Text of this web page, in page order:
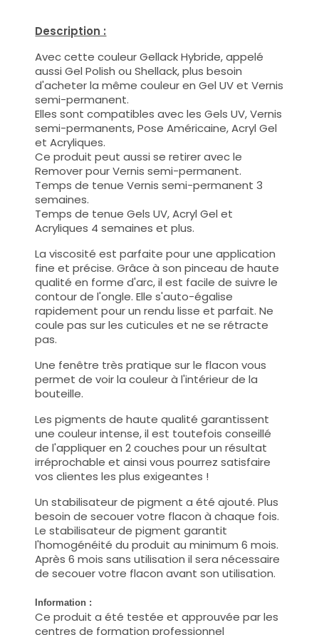
Description :
Avec cette couleur Gellack Hybride, appelé
aussi Gel Polish ou Shellack, plus besoin
d'acheter la même couleur en Gel UV et Vernis
semi-permanent.
Elles sont compatibles avec les Gels UV, Vernis
semi-permanents, Pose Américaine, Acryl Gel
et Acryliques.
Ce produit peut aussi se retirer avec le
Remover pour Vernis semi-permanent.
Temps de tenue Vernis semi-permanent 3
semaines.
Temps de tenue Gels UV, Acryl Gel et
Acryliques 4 semaines et plus.
La viscosité est parfaite pour une application
fine et précise. Grâce à son pinceau de haute
qualité en forme d'arc, il est facile de suivre le
contour de l'ongle. Elle s'auto-égalise
rapidement pour un rendu lisse et parfait. Ne
coule pas sur les cuticules et ne se rétracte
pas.
Une fenêtre très pratique sur le flacon vous
permet de voir la couleur à l'intérieur de la
bouteille.
Les pigments de haute qualité garantissent
une couleur intense, il est toutefois conseillé
de l'appliquer en 2 couches pour un résultat
irréprochable et ainsi vous pourrez satisfaire
vos clientes les plus exigeantes !
Un stabilisateur de pigment a été ajouté. Plus
besoin de secouer votre flacon à chaque fois.
Le stabilisateur de pigment garantit
l'homogénéité du produit au minimum 6 mois.
Après 6 mois sans utilisation il sera nécessaire
de secouer votre flacon avant son utilisation.
Information :
Ce produit a été testée et approuvée par les
centres de formation professionnel